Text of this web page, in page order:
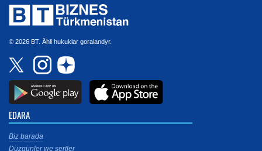
© 2026 BT. Ähli hukuklar goralandyr.
EDARA
Biz barada
Düzgünler we şertler